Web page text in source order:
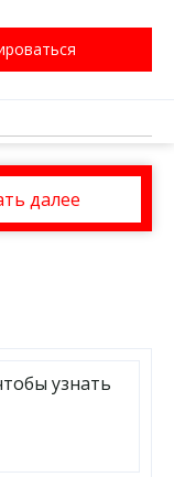
далее
узнать